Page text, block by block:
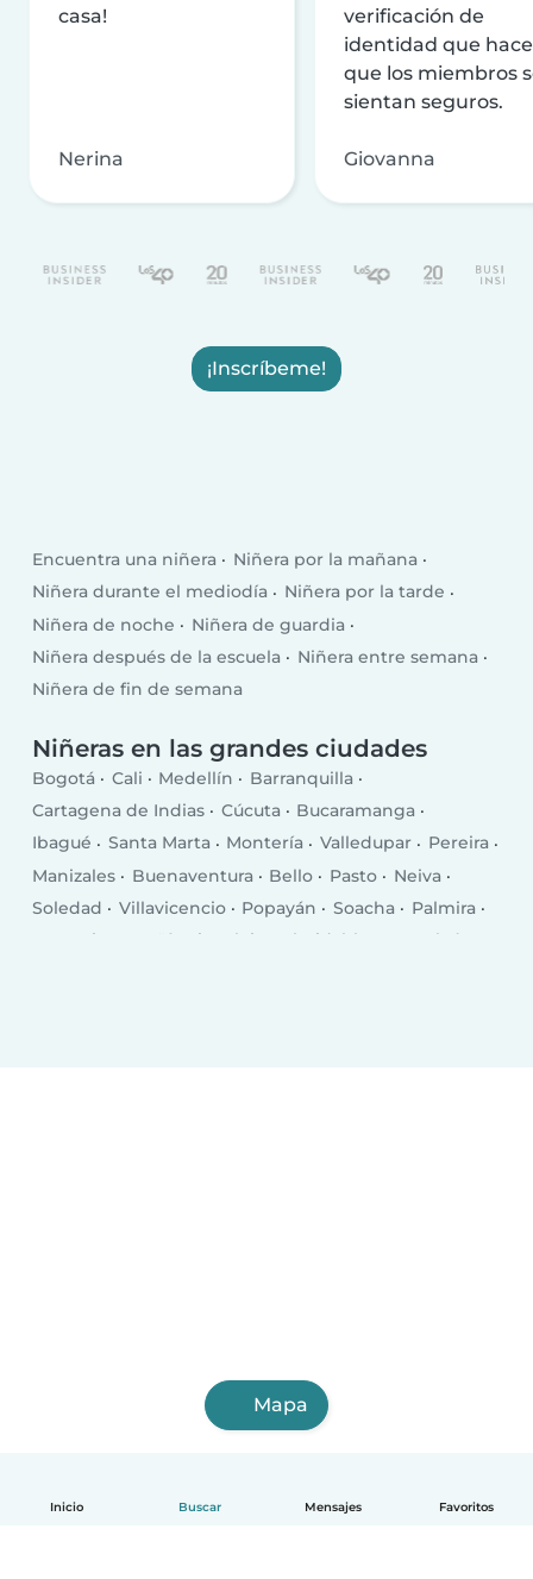
Inicio Buscar Mensajes Favoritos
casa!
Nerina
verificación de
identidad que
que los miembros
sientan seguros.
Giovanna
¡Inscríbeme!
Encuentra una niñera
Niñera por la mañana
Niñera durante el mediodía
Niñera por la tarde
Niñera de noche
Niñera de guardia
Niñera después de la escuela
Niñera entre semana
Niñera de fin de semana
Niñeras en las grandes ciudades
Bogotá Cali Medellín
Barranquilla
Cartagena de Indias
Cúcuta
Bucaramanga
Ibagué
Santa Marta Montería Valledupar
Pereira
Manizales
Buenaventura Bello Pasto
Neiva
Soledad
Villavicencio Popayán Soacha
Palmira
Armenia
Itagüí Sincelejo Floridablanca
Tuluá
Mapa